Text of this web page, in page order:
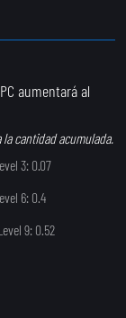
aumentará al
cantidad acumulada.
3: 0.07
6: 0.4
9: 0.52